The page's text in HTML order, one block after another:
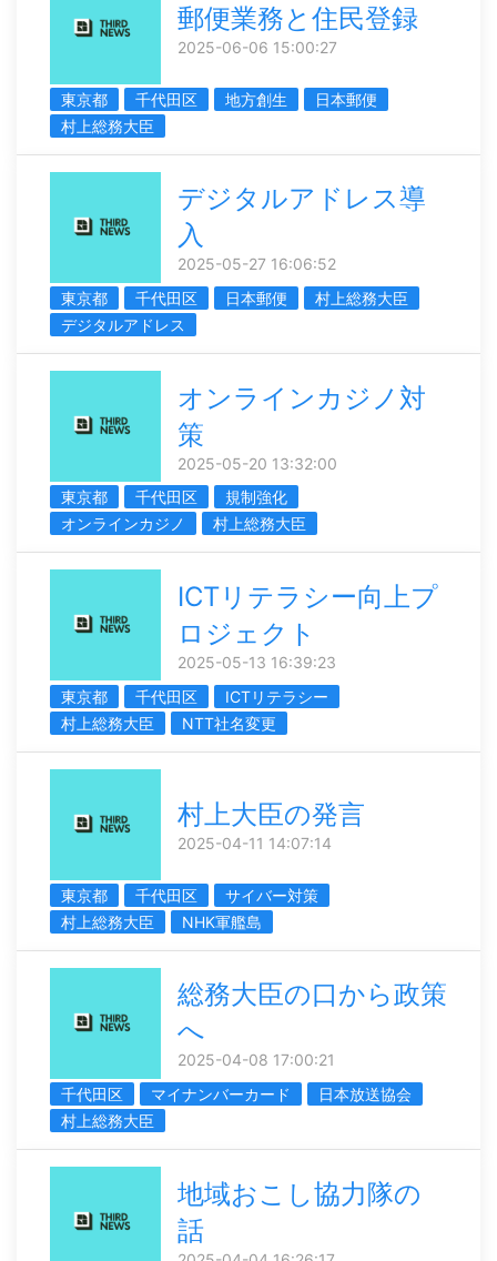
郵便業務と住民登録
2025-06-06 15:00:27
東京都 千代田区 地方創生
日本郵便
村上総務大臣
デジタルアドレス導
入
2025-05-27 16:06:52
東京都
千代田区 日本郵便
村上総務大臣
デジタルアドレス
オンラインカジノ対
策
2025-05-20 13:32:00
東京都
千代田区
規制強化
オンラインカジノ
村上総務大臣
ICTリテラシー向上プ
ロジェクト
2025-05-13 16:39:23
東京都
千代田区
ICTリテラシー
村上総務大臣
NTT社名変更
村上大臣の発言
2025-04-11 14:07:14
東京都 千代田区
サイバー対策
村上総務大臣
NHK軍艦島
総務大臣の口から政策
へ
2025-04-08 17:00:21
千代田区
マイナンバーカード
日本放送協会
村上総務大臣
地域おこし協力隊の
話